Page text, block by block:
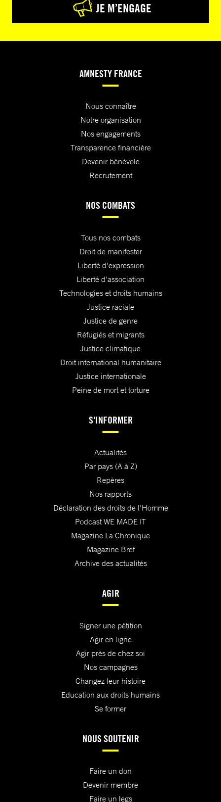
JE M’ENGAGE
AMNESTY FRANCE
Nous connaître
Notre organisation
Nos engagements
Transparence financière
Devenir bénévole
Recrutement
NOS COMBATS
Tous nos combats
Droit de manifester
Liberté d'expression
Liberté d'association
Technologies et droits humains
Justice raciale
Justice de genre
Réfugiés et migrants
Justice climatique
Droit international humanitaire
Justice internationale
Peine de mort et torture
S'INFORMER
Actualités
Par pays (A à Z)
Repères
Nos rapports
Déclaration des droits de l'Homme
Podcast WE MADE IT
Magazine La Chronique
Magazine Bref
Archive des actualités
AGIR
Signer une pétition
Agir en ligne
Agir près de chez soi
Nos campagnes
Changez leur histoire
Education aux droits humains
Se former
NOUS SOUTENIR
Faire un don
Devenir membre
Faire un legs